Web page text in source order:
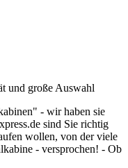
und große Auswahl
- wir haben sie
sind Sie richtig
wollen, von der viele
- versprochen! - Ob